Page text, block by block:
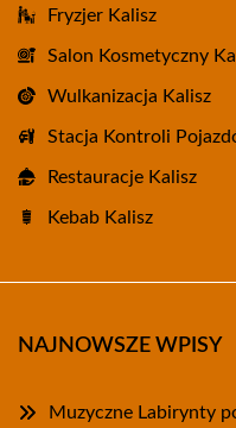
Fryzjer Kalisz
Salon Kosmetyczny
Wulkanizacja Kalisz
Stacja Kontroli
Restauracje Kalisz
Kebab Kalisz
NAJNOWSZE WPISY
Muzyczne Labirynty